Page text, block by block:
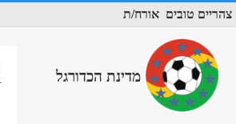
צהריים טובים אורח/ת
מדינת הכדורגל